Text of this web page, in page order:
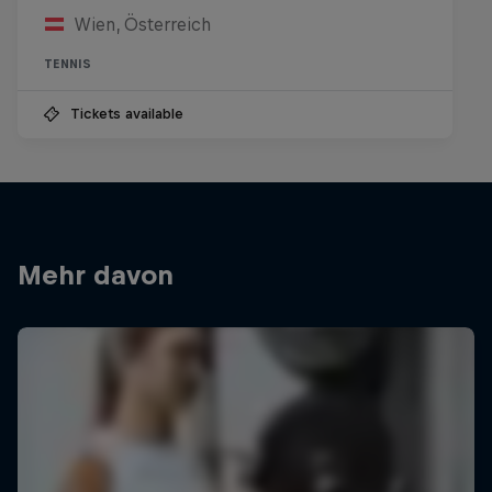
Wien, Österreich
TENNIS
Tickets available
Mehr davon